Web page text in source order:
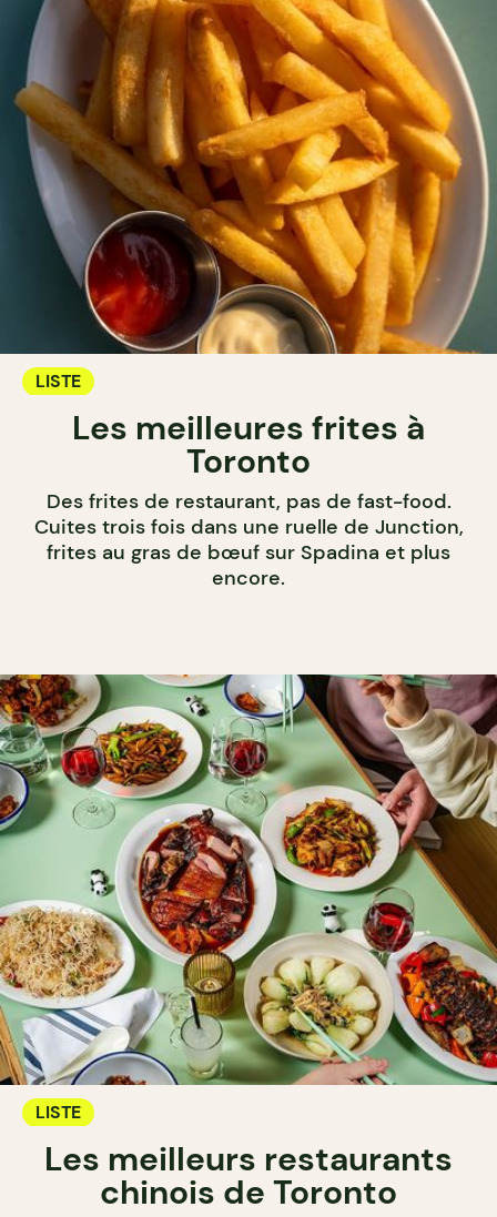
LISTE
Les meilleures frites à
Toronto
Des frites de restaurant, pas de fast-food.
Cuites trois fois dans une ruelle de Junction,
frites au gras de bœuf sur Spadina et plus
encore.
LISTE
Les meilleurs restaurants
chinois de Toronto